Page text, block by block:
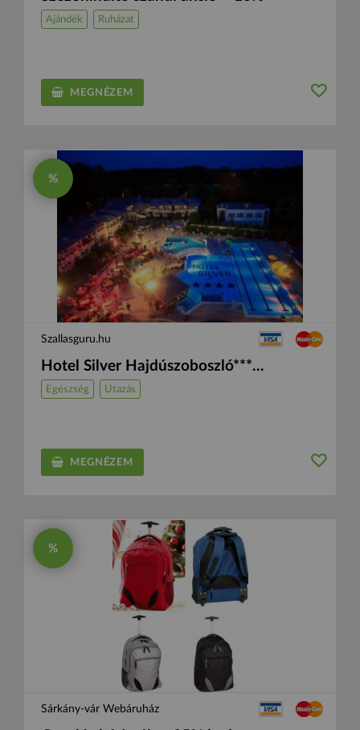
Ajándék Ruházat
MEGNÉZEM
%
Szallasguru.hu
Hotel Silver Hajdúszoboszló***...
Egészség Utazás
MEGNÉZEM
%
Sárkány-vár Webáruház